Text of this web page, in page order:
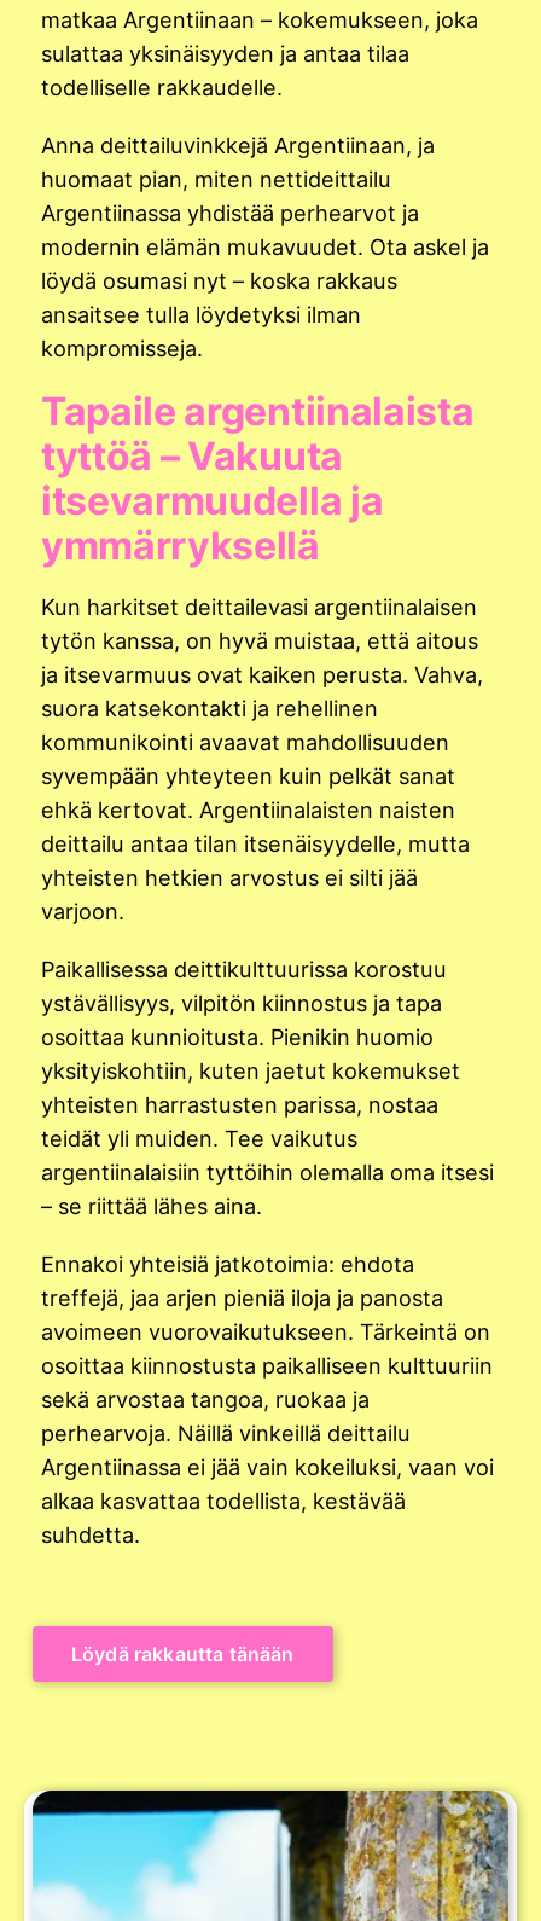
matkaa Argentiinaan – kokemukseen, joka
sulattaa yksinäisyyden ja antaa tilaa
todelliselle rakkaudelle.
Anna deittailuvinkkejä Argentiinaan, ja
huomaat pian, miten nettideittailu
Argentiinassa yhdistää perhearvot ja
modernin elämän mukavuudet. Ota askel ja
löydä osumasi nyt – koska rakkaus
ansaitsee tulla löydetyksi ilman
kompromisseja.
Tapaile argentiinalaista
tyttöä – Vakuuta
itsevarmuudella ja
ymmärryksellä
Kun harkitset deittailevasi argentiinalaisen
tytön kanssa, on hyvä muistaa, että aitous
ja itsevarmuus ovat kaiken perusta. Vahva,
suora katsekontakti ja rehellinen
kommunikointi avaavat mahdollisuuden
syvempään yhteyteen kuin pelkät sanat
ehkä kertovat. Argentiinalaisten naisten
deittailu antaa tilan itsenäisyydelle, mutta
yhteisten hetkien arvostus ei silti jää
varjoon.
Paikallisessa deittikulttuurissa korostuu
ystävällisyys, vilpitön kiinnostus ja tapa
osoittaa kunnioitusta. Pienikin huomio
yksityiskohtiin, kuten jaetut kokemukset
yhteisten harrastusten parissa, nostaa
teidät yli muiden. Tee vaikutus
argentiinalaisiin tyttöihin olemalla oma itsesi
– se riittää lähes aina.
Ennakoi yhteisiä jatkotoimia: ehdota
treffejä, jaa arjen pieniä iloja ja panosta
avoimeen vuorovaikutukseen. Tärkeintä on
osoittaa kiinnostusta paikalliseen kulttuuriin
sekä arvostaa tangoa, ruokaa ja
perhearvoja. Näillä vinkeillä deittailu
Argentiinassa ei jää vain kokeiluksi, vaan voi
alkaa kasvattaa todellista, kestävää
suhdetta.
Löydä rakkautta tänään